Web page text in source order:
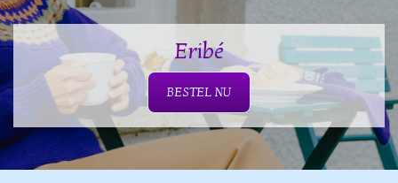
Eribé
BESTEL NU